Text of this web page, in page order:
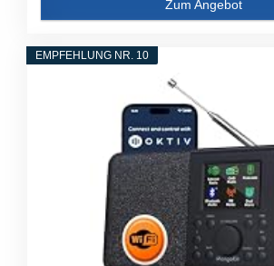
Zum Angebot
EMPFEHLUNG NR. 10